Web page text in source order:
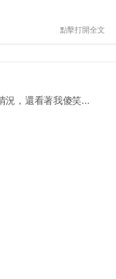
點擊打開全文
況，還看著我傻笑...